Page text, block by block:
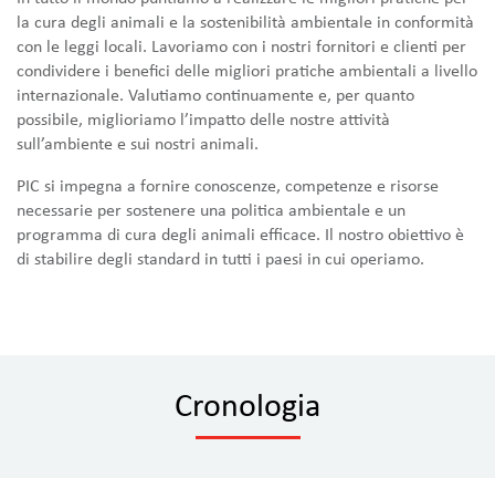
la cura degli animali e la sostenibilità ambientale in conformità
con le leggi locali. Lavoriamo con i nostri fornitori e clienti per
condividere i benefici delle migliori pratiche ambientali a livello
internazionale. Valutiamo continuamente e, per quanto
possibile, miglioriamo l’impatto delle nostre attività
sull’ambiente e sui nostri animali.
PIC si impegna a fornire conoscenze, competenze e risorse
necessarie per sostenere una politica ambientale e un
programma di cura degli animali efficace. Il nostro obiettivo è
di stabilire degli standard in tutti i paesi in cui operiamo.
Cronologia